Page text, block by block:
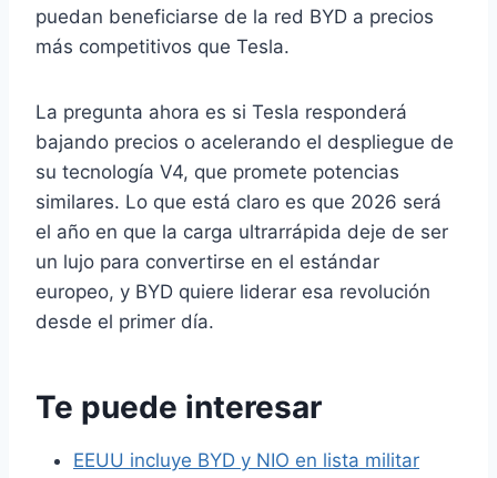
puedan beneficiarse de la red BYD a precios
más competitivos que Tesla.
La pregunta ahora es si Tesla responderá
bajando precios o acelerando el despliegue de
su tecnología V4, que promete potencias
similares. Lo que está claro es que 2026 será
el año en que la carga ultrarrápida deje de ser
un lujo para convertirse en el estándar
europeo, y BYD quiere liderar esa revolución
desde el primer día.
Te puede interesar
EEUU incluye BYD y NIO en lista militar